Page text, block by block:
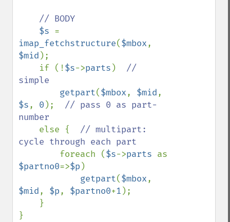
$s
imap_fetchstructure($mbox
$mid );
    if (!
$s->parts ) //
simple
getpart($mbox, $mid
$s, 0 ); // pass 0 as part-
number
else { // multipart:
cycle through each part
foreach ($s->parts
$partno0=>$p )
getpart($mbox
$mid, $p, $partno0+1 );
}